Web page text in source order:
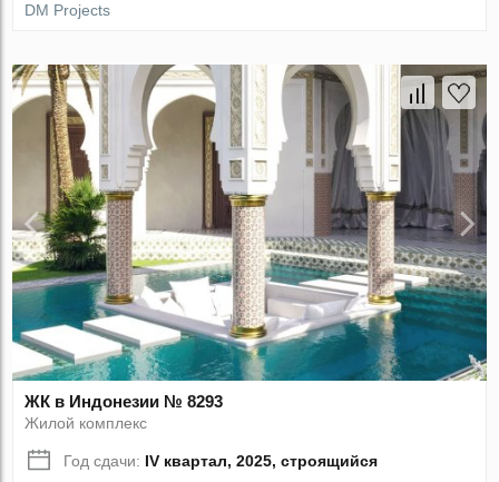
DM Projects
ЖК в Индонезии № 8293
Жилой комплекс
Год сдачи: IV квартал, 2025, строящийся